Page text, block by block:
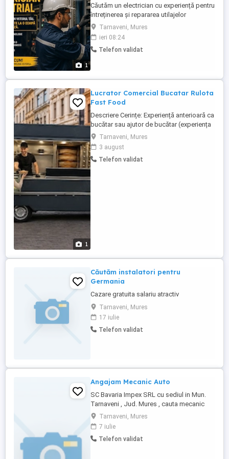
1
Căutăm un electrician cu experiență pentru
întreținerea și repararea utilajelor
industriale, diagnosticarea defecțiunilor și
efectuarea intervențiilor necesare pentru
asigurarea funcționării continue a
echipamentelor. Activitatea se desfășoară
Tarnaveni, Mures
ieri 08:24
Telefon validat
1
Lucrator Comercial Bucatar Rulota
Fast Food
Descriere Cerințe: Experiență anterioară ca
bucătar sau ajutor de bucătar (experiența
în street food este un plus). Rapiditate și
atenție la detalii. Spirit de echipă și
atitudine pozitivă. Cunoștințe de bază
despre norme de igienă și siguranță
Tarnaveni, Mures
3 august
Telefon validat
Căutăm instalatori pentru
Germania
Cazare gratuita salariu atractiv
Tarnaveni, Mures
17 iulie
Telefon validat
Angajam Mecanic Auto
SC Bavaria Impex SRL cu sediul in Mun.
Tarnaveni , Jud. Mures , cauta mecanic
auto pentru masini mici si camioane. Se
ofera conditii foarte bune de munca cu
echipamente de ultima generatie si un
nivel de salarizare ridicat. Pentru mai multe
Tarnaveni, Mures
7 iulie
Telefon validat